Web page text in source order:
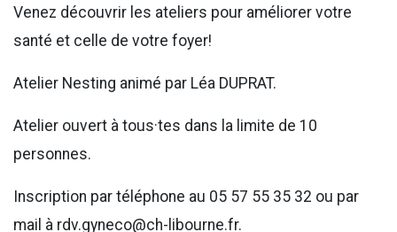
Venez découvrir les ateliers pour améliorer votre
santé et celle de votre foyer!
Atelier Nesting animé par Léa DUPRAT.
Atelier ouvert à tous·tes dans la limite de 10
personnes.
Inscription par téléphone au 05 57 55 35 32 ou par
mail à rdv.gyneco@ch-libourne.fr.